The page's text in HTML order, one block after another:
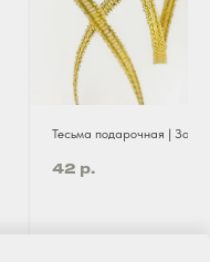
Тесьма подарочная |
42 р.